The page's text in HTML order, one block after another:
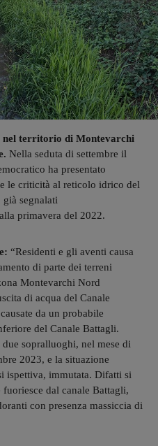
territorio di Montevarchi
Nella seduta di settembre il
ha presentato
le criticità al reticolo idrico del
segnalati
primavera del 2022.
“Residenti e gli aventi causa
di parte dei terreni
Montevarchi Nord
di acqua del Canale
da un probabile
del Canale Battagli.
sopralluoghi, nel mese di
2023, e la situazione
ispettiva, immutata. Difatti si
dal canale Battagli,
con presenza massiccia di